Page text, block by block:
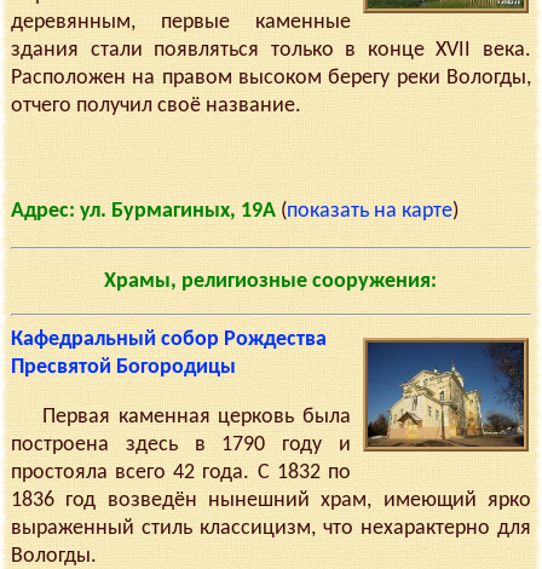
деревянным, первые каменные
здания стали появляться только в конце XVII века.
Расположен на правом высоком берегу реки Вологды,
отчего получил своё название.
Адрес: ул. Бурмагиных, 19А(показать на карте)
Храмы, религиозные сооружения:
Кафедральный собор Рождества
Пресвятой Богородицы
Первая каменная церковь была
построена здесь в 1790 году и
простояла всего 42 года. С 1832 по
1836 год возведён нынешний храм, имеющий ярко
выраженный стиль классицизм, что нехарактерно для
Вологды.